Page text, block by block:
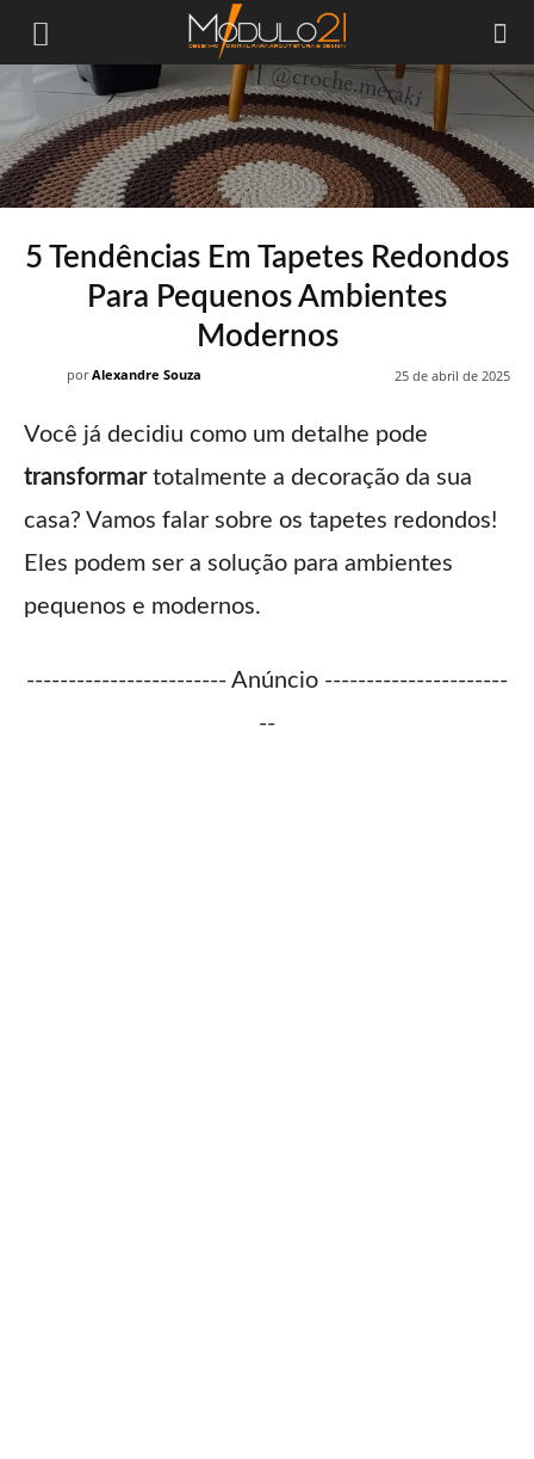
Módulo21
5 Tendências Em Tapetes Redondos
Para Pequenos Ambientes
Modernos
25 de abril de 2025
por Alexandre Souza
Você já decidiu como um detalhe pode
transformartotalmente a decoração da sua
casa? Vamos falar sobre os tapetes redondos!
Eles podem ser a solução para ambientes
pequenos e modernos.
------------------------ Anúncio ----------------------
--